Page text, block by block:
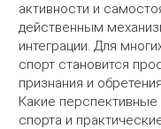
активности и
действенным
интеграции. Для
спорт становится
признания и
Какие перспективные
спорта и